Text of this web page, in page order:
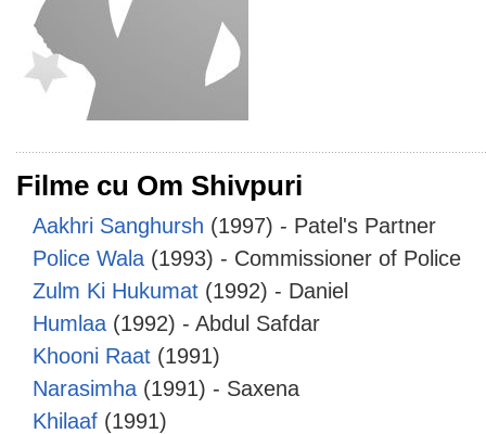
Filme cu Om Shivpuri
Aakhri Sanghursh (1997) - Patel's Partner
Police Wala (1993) - Commissioner of Police
Zulm Ki Hukumat (1992) - Daniel
Humlaa (1992) - Abdul Safdar
Khooni Raat (1991)
Narasimha (1991) - Saxena
Khilaaf (1991)